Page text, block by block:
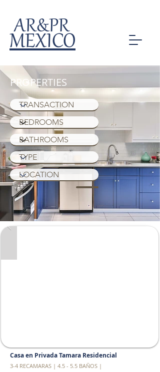
MEXICO
AR&PR
PROPERTIES
Casa en Privada Tamara Residencial
3-4 RECAMARAS | 4.5 - 5.5 BAÑOS |